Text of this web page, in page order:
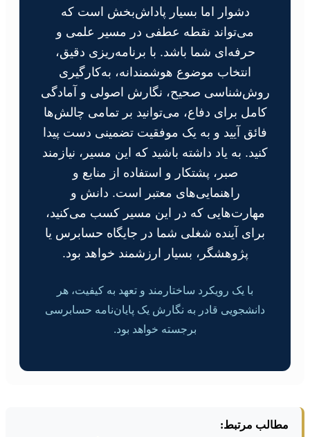
دشوار اما بسیار پاداش‌بخش است که
می‌تواند نقطه عطفی در مسیر علمی و
حرفه‌ای شما باشد. با برنامه‌ریزی دقیق،
انتخاب موضوع هوشمندانه، به‌کارگیری
روش‌شناسی صحیح، نگارش اصولی و آمادگی
کامل برای دفاع، می‌توانید بر تمامی چالش‌ها
فائق آیید و به یک موفقیت تضمینی دست پیدا
کنید. به یاد داشته باشید که این مسیر، نیازمند
صبر، پشتکار و استفاده از منابع و
راهنمایی‌های معتبر است. دانش و
مهارت‌هایی که در این مسیر کسب می‌کنید،
برای آینده شغلی شما در جایگاه حسابرس یا
پژوهشگر، بسیار ارزشمند خواهد بود.
با یک رویکرد ساختارمند و تعهد به کیفیت، هر
دانشجویی قادر به نگارش یک پایان‌نامه حسابرسی
برجسته خواهد بود.
مطالب مرتبط: